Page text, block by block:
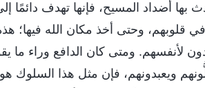
بها أضداد المسيح، فإنها تهدف دائمًا
قلوبهم، وحتى أخذ مكان الله فيها؛
لأنفسهم. ومتى كان الدافع وراء ما
ويعبدونهم، فإن مثل هذا السلوك هو